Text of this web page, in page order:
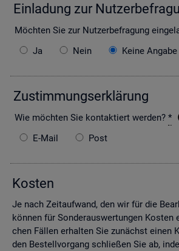
Ein­la­dung zur
Möch­ten Sie zur Nut­zer­be­fra­gung
Ja
Nein Keine Angabe
Zu­stim­mungs­er­klä­rung
Wie möch­ten Sie kon­tak­tiert wer­den? *
E-Mail
Post
Kos­ten
Je nach Zeit­auf­wand, den wir für die
kön­nen für Son­der­aus­wer­tun­gen
chen Fäl­len er­hal­ten Sie zu­nächst einen
den Be­stell­vor­gang schlie­ßen Sie ab,